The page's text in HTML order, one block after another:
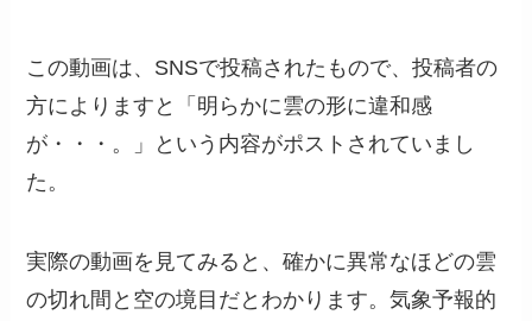
この動画は、SNSで投稿されたもので、投稿者の
方によりますと「明らかに雲の形に違和感
が・・・。」という内容がポストされていまし
た。
実際の動画を見てみると、確かに異常なほどの雲
の切れ間と空の境目だとわかります。気象予報的